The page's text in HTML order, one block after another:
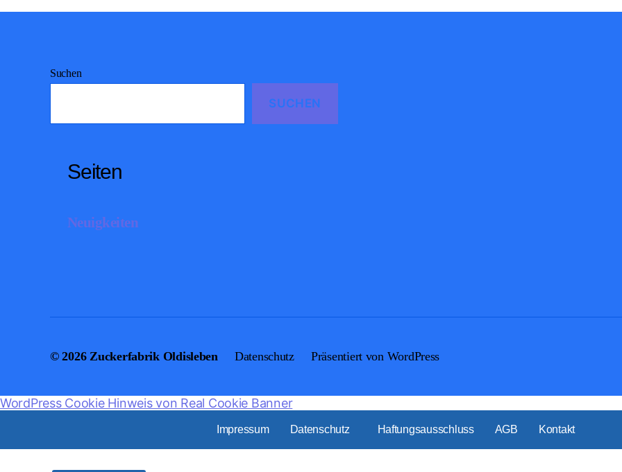
Suchen
SUCHEN
Seiten
Neuigkeiten
© 2026 Zuckerfabrik Oldisleben Datenschutz Präsentiert von WordPress
WordPress Cookie Hinweis von Real Cookie Banner
Impressum Datenschutz Haftungsausschluss AGB Kontakt